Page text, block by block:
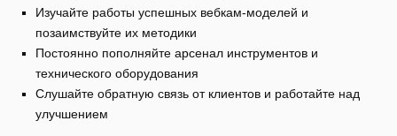
Изучайте работы успешных вебкам-моделей и
позаимствуйте их методики
Постоянно пополняйте арсенал инструментов и
технического оборудования
Слушайте обратную связь от клиентов и работайте над
улучшением